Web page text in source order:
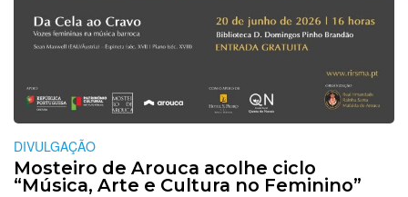
DIVULGAÇÃO
Mosteiro de Arouca acolhe ciclo
“Música, Arte e Cultura no Feminino”